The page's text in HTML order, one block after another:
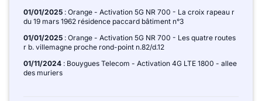
01/01/2025 : Orange - Activation 5G NR 700 - La croix rapeau r
du 19 mars 1962 résidence paccard bâtiment n°3
01/01/2025 : Orange - Activation 5G NR 700 - Les quatre routes
r b. villemagne proche rond-point n.82/d.12
01/11/2024 : Bouygues Telecom - Activation 4G LTE 1800 - allee
des muriers